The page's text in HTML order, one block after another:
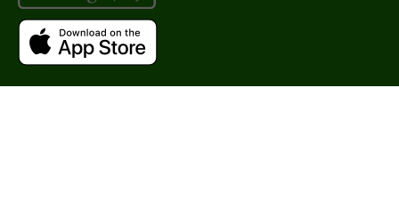
EGF
Показать еще
Время применения